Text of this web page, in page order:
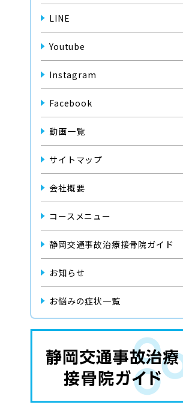
LINE
Youtube
Instagram
Facebook
動画一覧
サイトマップ
会社概要
コースメニュー
静岡交通事故治療接骨院ガイド
お知らせ
お悩みの症状一覧